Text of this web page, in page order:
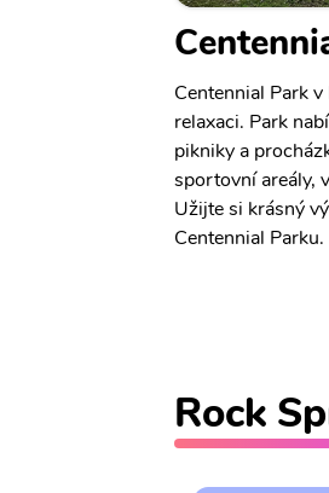
Centennial Park
relaxaci. Park
pikniky a
sportovní areály,
Užijte si krásný
Centennial Parku.
Rock